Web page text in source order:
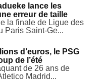
lance les
erreur de taille
la finale de Ligue des
Paris Saint-Ge...
d’euros, le PSG
de l’été
de 26 ans de
Madrid...